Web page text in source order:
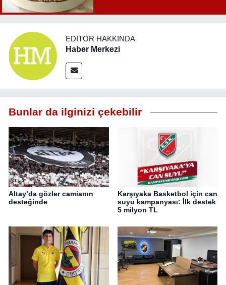
EDITÖR HAKKINDA
Haber Merkezi
Bunlar da ilginizi çekebilir
Altay’da gözler camianın
desteğinde
Karşıyaka Basketbol için can
suyu kampanyası: İlk destek
5 milyon TL